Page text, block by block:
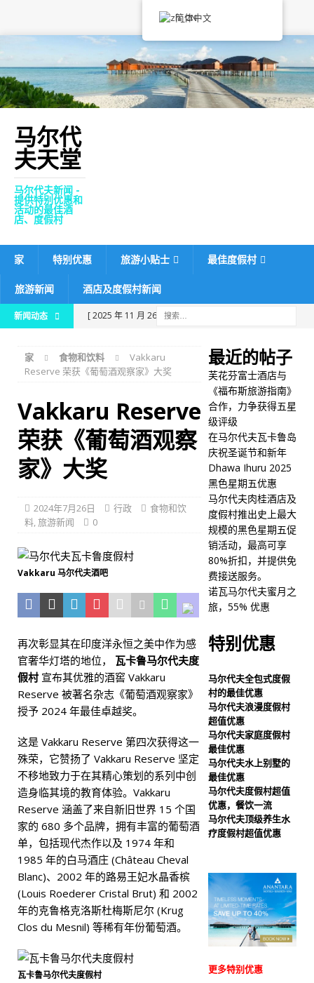
马尔代
夫天堂
马尔代夫新闻 -
提供特别优惠和
活动的最佳酒
店、度假村
家 特别优惠 旅游小贴士 最佳度假村
旅游新闻 酒店及度假村新闻
新闻动态 [ 2025 年 11 月 26 日 ] 芙
游指南》合作，力争获得五
度假村
[ 2025 年 11 月 24 日 ] 在
马尔代夫瓦卡鲁岛庆祝圣诞
节和新年
度假村
Dhawa Ihuru 2025 黑色星
期五优惠
[ 2025 年 11 月 17 日 ]
马
出史上最大规模的黑色星期
五促销活动，最高可享80%
折扣，并提供免费接送服
[ 2025 年 11 月 13 日 ] 诺
瓦马尔代夫蜜月之旅，55%
优惠
特别优惠
家 食物和饮料
Vakkaru
Reserve 荣获《葡萄酒观察家》大奖
Vakkaru Reserve
荣获《葡萄酒观察
家》大奖
2024年7月26日 行政
食物和饮
料,旅游新闻 0
Vakkaru 马尔代夫酒吧
再次彰显其在印度洋永恒之美中作为感
官奢华灯塔的地位， 瓦卡鲁马尔代夫度
假村宣布其优雅的酒窖 Vakkaru
Reserve 被著名杂志《葡萄酒观察家》
授予 2024 年最佳卓越奖。
这是 Vakkaru Reserve 第四次获得这一
殊荣，它赞扬了 Vakkaru Reserve 坚定
不移地致力于在其精心策划的系列中创
造身临其境的教育体验。Vakkaru
Reserve 涵盖了来自新旧世界 15 个国
家的 680 多个品牌，拥有丰富的葡萄酒
单，包括现代杰作以及 1974 年和
1985 年的白马酒庄 (Château Cheval
Blanc)、2002 年的路易王妃水晶香槟
(Louis Roederer Cristal Brut) 和 2002
年的克鲁格克洛斯杜梅斯尼尔 (Krug
Clos du Mesnil) 等稀有年份葡萄酒。
瓦卡鲁马尔代夫度假村
最近的帖子
芙花芬富士酒店与
《福布斯旅游指南》
合作，力争获得五星
级评级
在马尔代夫瓦卡鲁岛
庆祝圣诞节和新年
Dhawa Ihuru 2025
黑色星期五优惠
马尔代夫肉桂酒店及
度假村推出史上最大
规模的黑色星期五促
销活动，最高可享
80%折扣，并提供免
费接送服务。
诺瓦马尔代夫蜜月之
旅，55% 优惠
特别优惠
马尔代夫全包式度假
村的最佳优惠
马尔代夫浪漫度假村
超值优惠
马尔代夫家庭度假村
最佳优惠
马尔代夫水上别墅的
最佳优惠
马尔代夫度假村超值
优惠，餐饮一流
马尔代夫顶级养生水
疗度假村超值优惠
更多特别优惠
简体中文